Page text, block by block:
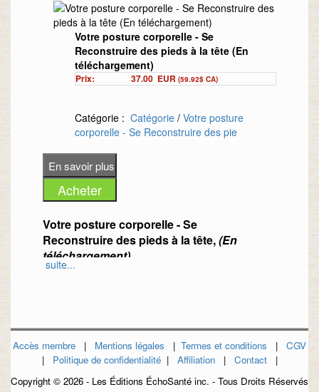
Votre posture corporelle - Se
Reconstruire des pieds à la tête (En
téléchargement)
Prix: 37.00 EUR (59.92$ CA)
Catégorie : Catégorie / Votre posture
corporelle - Se Reconstruire des pie
Votre posture corporelle - Se
Reconstruire des pieds à la tête,(En
téléchargement)
Le but est de Reprogrammer le Mental à
partir de la Posture Corporelle. Un
alignement du corps et de l’esprit permet
d’aller de mieux en mieux.
suite...
Accès membre | Mentions légales | Termes et conditions | CGV
| Politique de confidentialité| Affiliation| Contact|
Copyright © 2026 - Les Éditions ÉchoSanté inc. - Tous Droits Réservés